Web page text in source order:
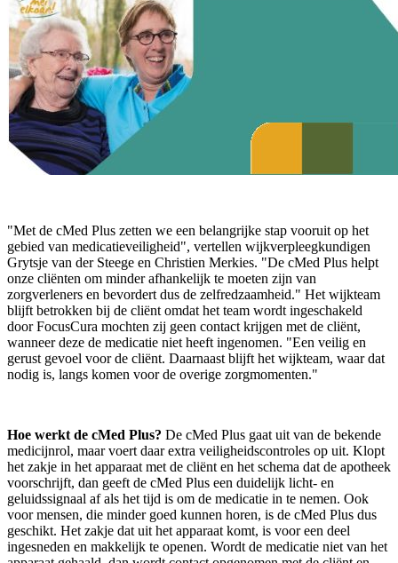
"Met de cMed Plus zetten we een belangrijke stap vooruit op het
gebied van medicatieveiligheid", vertellen wijkverpleegkundigen
Grytsje van der Steege en Christien Merkies. "De cMed Plus helpt
onze cliënten om minder afhankelijk te moeten zijn van
zorgverleners en bevordert dus de zelfredzaamheid." Het wijkteam
blijft betrokken bij de cliënt omdat het team wordt ingeschakeld
door FocusCura mochten zij geen contact krijgen met de cliënt,
wanneer deze de medicatie niet heeft ingenomen. "Een veilig en
gerust gevoel voor de cliënt. Daarnaast blijft het wijkteam, waar dat
nodig is, langs komen voor de overige zorgmomenten."
Hoe werkt de cMed Plus? De cMed Plus gaat uit van de bekende
medicijnrol, maar voert daar extra veiligheidscontroles op uit. Klopt
het zakje in het apparaat met de cliënt en het schema dat de apotheek
voorschrijft, dan geeft de cMed Plus een duidelijk licht- en
geluidssignaal af als het tijd is om de medicatie in te nemen. Ook
voor mensen, die minder goed kunnen horen, is de cMed Plus dus
geschikt. Het zakje dat uit het apparaat komt, is voor een deel
ingesneden en makkelijk te openen. Wordt de medicatie niet van het